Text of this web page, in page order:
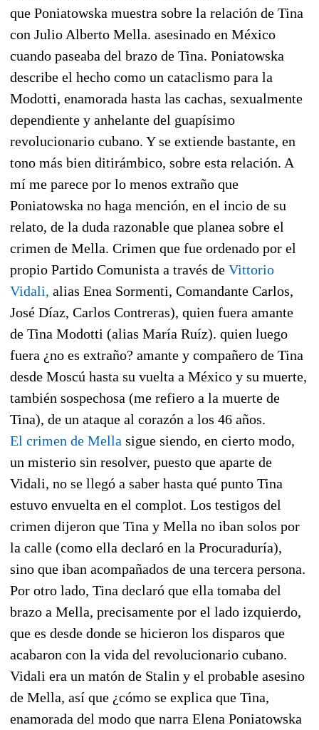
que Poniatowska muestra sobre la relación de Tina
con Julio Alberto Mella. asesinado en México
cuando paseaba del brazo de Tina. Poniatowska
describe el hecho como un cataclismo para la
Modotti, enamorada hasta las cachas, sexualmente
dependiente y anhelante del guapísimo
revolucionario cubano. Y se extiende bastante, en
tono más bien ditirámbico, sobre esta relación. A
mí me parece por lo menos extraño que
Poniatowska no haga mención, en el incio de su
relato, de la duda razonable que planea sobre el
crimen de Mella. Crimen que fue ordenado por el
propio Partido Comunista a través de Vittorio
Vidali, alias Enea Sormenti, Comandante Carlos,
José Díaz, Carlos Contreras), quien fuera amante
de Tina Modotti (alias María Ruíz). quien luego
fuera ¿no es extraño? amante y compañero de Tina
desde Moscú hasta su vuelta a México y su muerte,
también sospechosa (me refiero a la muerte de
Tina), de un ataque al corazón a los 46 años.
El crimen de Mella sigue siendo, en cierto modo,
un misterio sin resolver, puesto que aparte de
Vidali, no se llegó a saber hasta qué punto Tina
estuvo envuelta en el complot. Los testigos del
crimen dijeron que Tina y Mella no iban solos por
la calle (como ella declaró en la Procuraduría),
sino que iban acompañados de una tercera persona.
Por otro lado, Tina declaró que ella tomaba del
brazo a Mella, precisamente por el lado izquierdo,
que es desde donde se hicieron los disparos que
acabaron con la vida del revolucionario cubano.
Vidali era un matón de Stalin y el probable asesino
de Mella, así que ¿cómo se explica que Tina,
enamorada del modo que narra Elena Poniatowska